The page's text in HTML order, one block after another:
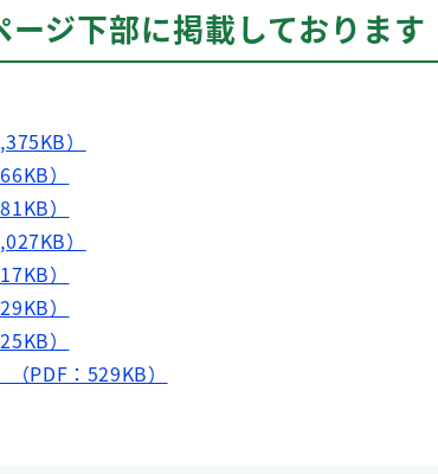
ジ下部に掲載しております
）
）
）
）
）
）
）
PDF：529KB）